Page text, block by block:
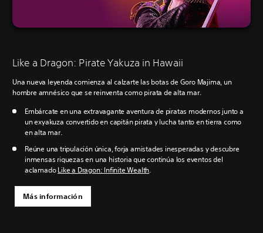
Like a Dragon: Pirate Yakuza in Hawaii
Una nueva leyenda comienza al calzarte las botas de Goro Majima, un
hombre amnésico que se reinventa como pirata de alta mar.
Embárcate en una extravagante aventura de piratas modernos junto a
un exyakuza convertido en capitán pirata y lucha tanto en tierra como
en alta mar.
Reúne una tripulación única, forja amistades inesperadas y descubre
inmensas riquezas en una historia que continúa los eventos del
aclamadoLike a Dragon: Infinite Wealth.
Más información